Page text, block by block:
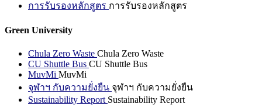
การรับรองหลักสูตร การรับรองหลักสูตร
Green University
Chula Zero Waste Chula Zero Waste
CU Shuttle Bus CU Shuttle Bus
MuvMi MuvMi
จุฬาฯ กับความยั่งยืน จุฬาฯ กับความยั่งยืน
Sustainability Report Sustainability Report